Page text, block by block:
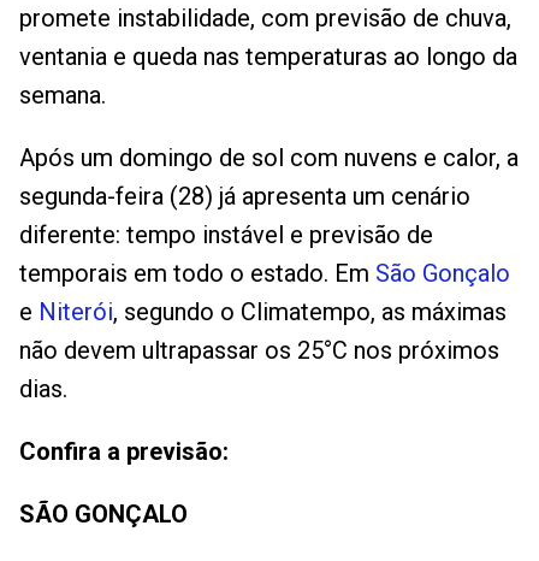
promete instabilidade, com previsão de chuva,
ventania e queda nas temperaturas ao longo da
semana.
Após um domingo de sol com nuvens e calor, a
segunda-feira (28) já apresenta um cenário
diferente: tempo instável e previsão de
temporais em todo o estado. Em São Gonçalo
e Niterói, segundo o Climatempo, as máximas
não devem ultrapassar os 25°C nos próximos
dias.
Confira a previsão:
SÃO GONÇALO